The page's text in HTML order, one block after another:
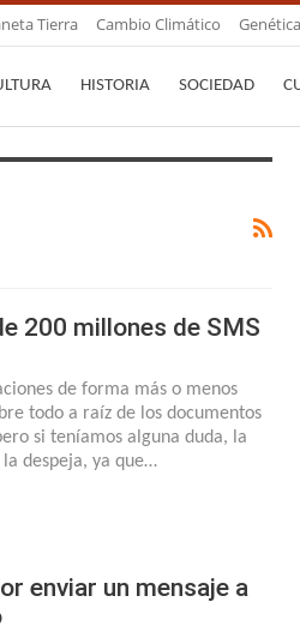
Tierra Cambio Climático Genética
HISTORIA SOCIEDAD
200 millones de SMS
de forma más o menos
todo a raíz de los documentos
si teníamos alguna duda, la
despeja, ya que…
enviar un mensaje a